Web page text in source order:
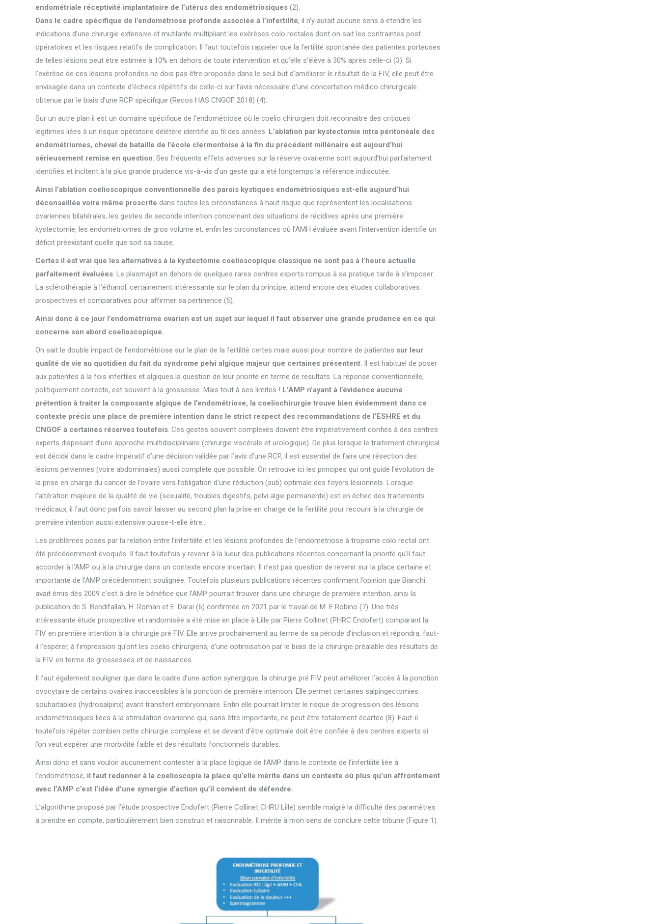
endométriale réceptivité implantatoire de l’utérus des endométriosiques (2).
Dans le cadre spécifique de l’endométriose profonde associée à l’infertilité, il n’y aurait aucune sens à étendre les
indications d’une chirurgie extensive et mutilante multipliant les exérèses colo rectales dont on sait les contraintes post
opératoires et les risques relatifs de complication. Il faut toutefois rappeler que la fertilité spontanée des patientes porteuses
de telles lésions peut être estimée à 10% en dehors de toute intervention et qu’elle s’élève à 30% après celle-ci (3). Si
l’exérèse de ces lésions profondes ne dois pas être proposée dans le seul but d’améliorer le résultat de la FIV, elle peut être
envisagée dans un contexte d’échecs répétitifs de celle-ci sur l’avis nécessaire d’une concertation médico chirurgicale
obtenue par le biais d’une RCP spécifique (Recos HAS CNGOF 2018) (4).
Sur un autre plan il est un domaine spécifique de l’endométriose où le coelio chirurgien doit reconnaitre des critiques
légitimes liées à un risque opératoire délétère identifié au fil des années. L’ablation par kystectomie intra péritonéale des
endométriomes, cheval de bataille de l’école clermontoise à la fin du précédent millénaire est aujourd’hui
sérieusement remise en question. Ses fréquents effets adverses sur la réserve ovarienne sont aujourd’hui parfaitement
identifiés et incitent à la plus grande prudence vis-à-vis d’un geste qui a été longtemps la référence indiscutée.
Ainsi l’ablation coelioscopique conventionnelle des parois kystiques endométriosiques est-elle aujourd’hui
déconseillée voire même proscrite dans toutes les circonstances à haut risque que représentent les localisations
ovariennes bilatérales, les gestes de seconde intention concernant des situations de récidives après une première
kystectomie, les endométriomes de gros volume et, enfin les circonstances où l’AMH évaluée avant l’intervention identifie un
déficit préexistant quelle que soit sa cause.
Certes il est vrai que les alternatives à la kystectomie coelioscopique classique ne sont pas à l’heure actuelle
parfaitement évaluées. Le plasmajet en dehors de quelques rares centres experts rompus à sa pratique tarde à s’imposer.
La sclérothérapie à l’éthanol, certainement intéressante sur le plan du principe, attend encore des études collaboratives
prospectives et comparatives pour aﬃrmer sa pertinence (5).
Ainsi donc à ce jour l’endométriome ovarien est un sujet sur lequel il faut observer une grande prudence en ce qui
concerne son abord coelioscopique.
On sait le double impact de l’endométriose sur le plan de la fertilité certes mais aussi pour nombre de patientes sur leur
qualité de vie au quotidien du fait du syndrome pelvi algique majeur que certaines présentent. Il est habituel de poser
aux patientes à la fois infertiles et algiques la question de leur priorité en terme de résultats. La réponse conventionnelle,
politiquement correcte, est souvent à la grossesse. Mais tout à ses limites ! L’AMP n’ayant à l’évidence aucune
prétention à traiter la composante algique de l’endométriose, la coeliochirurgie trouve bien évidemment dans ce
contexte précis une place de première intention dans le strict respect des recommandations de l’ESHRE et du
CNGOF à certaines réserves toutefois. Ces gestes souvent complexes doivent être impérativement confiés à des centres
experts disposant d’une approche multidisciplinaire (chirurgie viscérale et urologique). De plus lorsque le traitement chirurgical
est décidé dans le cadre impératif d’une décision validée par l’avis d’une RCP, il est essentiel de faire une résection des
lésions pelviennes (voire abdominales) aussi complète que possible. On retrouve ici les principes qui ont guidé l’évolution de
la prise en charge du cancer de l’ovaire vers l’obligation d’une réduction (sub) optimale des foyers lésionnels. Lorsque
l’altération majeure de la qualité de vie (sexualité, troubles digestifs, pelvi algie permanente) est en échec des traitements
médicaux, il faut donc parfois savoir laisser au second plan la prise en charge de la fertilité pour recourir à la chirurgie de
première intention aussi extensive puisse-t-elle être…
Les problèmes posés par la relation entre l’infertilité et les lésions profondes de l’endométriose à tropisme colo rectal ont
été précédemment évoqués. Il faut toutefois y revenir à la lueur des publications récentes concernant la priorité qu’il faut
accorder à l’AMP ou à la chirurgie dans un contexte encore incertain. Il n’est pas question de revenir sur la place certaine et
importante de l’AMP précédemment soulignée. Toutefois plusieurs publications récentes confirment l’opinion que Bianchi
avait émis dès 2009 c’est à dire le bénéfice que l’AMP pourrait trouver dans une chirurgie de première intention, ainsi la
publication de S. Bendifallah, H. Roman et E. Darai (6) confirmée en 2021 par le travail de M. E Robino (7). Une très
intéressante étude prospective et randomisée a été mise en place à Lille par Pierre Collinet (PHRC Endofert) comparant la
FIV en première intention à la chirurgie pré FIV. Elle arrive prochainement au terme de sa période d’inclusion et répondra, faut-
il l’espérer, à l’impression qu’ont les coelio chirurgiens, d’une optimisation par le biais de la chirurgie préalable des résultats de
la FIV en terme de grossesses et de naissances.
Il faut également souligner que dans le cadre d’une action synergique, la chirurgie pré FIV peut améliorer l’accès à la ponction
ovocytaire de certains ovaires inaccessibles à la ponction de première intention. Elle permet certaines salpingectomies
souhaitables (hydrosalpinx) avant transfert embryonnaire. Enfin elle pourrait limiter le risque de progression des lésions
endométriosiques liées à la stimulation ovarienne qui, sans être importante, ne peut être totalement écartée (8). Faut-il
toutefois répéter combien cette chirurgie complexe et se devant d’être optimale doit être confiée à des centres experts si
l’on veut espérer une morbidité faible et des résultats fonctionnels durables.
Ainsi donc et sans vouloir aucunement contester à la place logique de l’AMP dans le contexte de l’infertilité liée à
l’endométriose, il faut redonner à la coelioscopie la place qu’elle mérite dans un contexte où plus qu’un affrontement
avec l’AMP c’est l’idée d’une synergie d’action qu’il convient de défendre.
L’algorithme proposé par l’étude prospective Endofert (Pierre Collinet CHRU Lille) semble malgré la diﬃculté des paramètres
à prendre en compte, particulièrement bien construit et raisonnable. Il mérite à mon sens de conclure cette tribune (Figure 1).